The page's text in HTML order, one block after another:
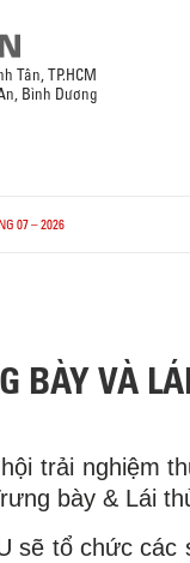
Tân, TP.HCM
Bình Dương
07 – 2026
BÀY VÀ
trải nghiệm
bày & Lái
sẽ tổ chức